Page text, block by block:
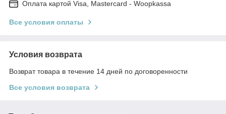
Оплата картой Visa, Mastercard - Woopkassa
Все условия оплаты
Условия возврата
Возврат товара в течение 14 дней по договоренности
Все условия возврата